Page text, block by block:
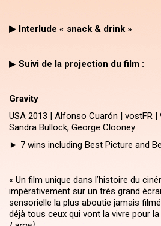
▶ Interlude « snack & drink »
▶ Suivi de la projection du film :
Gravity
USA 2013 | Alfonso Cuarón | vostFR |
Sandra Bullock, George Clooney
► 7 wins including Best Picture and
« Un film unique dans l’histoire du
impérativement sur un très grand
sensorielle la plus aboutie jamais
déjà tous ceux qui vont la vivre pour